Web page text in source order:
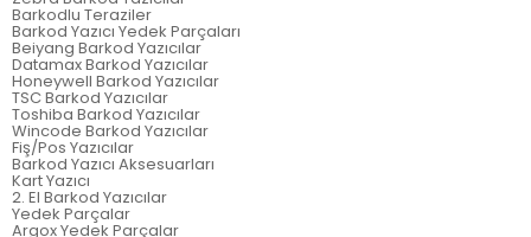
Barkodlu Teraziler
Barkod Yazıcı Yedek Parçaları
Beiyang Barkod Yazıcılar
Datamax Barkod Yazıcılar
Honeywell Barkod Yazıcılar
TSC Barkod Yazıcılar
Toshiba Barkod Yazıcılar
Wincode Barkod Yazıcılar
Fiş/Pos Yazıcılar
Barkod Yazıcı Aksesuarları
Kart Yazıcı
2. El Barkod Yazıcılar
Yedek Parçalar
Argox Yedek Parçalar